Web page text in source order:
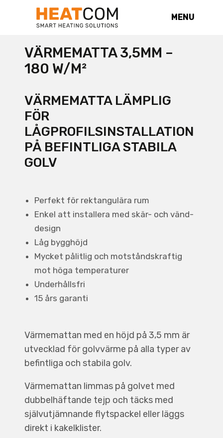
MENU
VÄRMEMATTA 3,5MM –
180 W/M²
VÄRMEMATTA LÄMPLIG
FÖR
LÅGPROFILSINSTALLATION
PÅ BEFINTLIGA STABILA
GOLV
Perfekt för rektangulära rum
Enkel att installera med skär- och vänd-
design
Låg bygghöjd
Mycket pålitlig och motståndskraftig
mot höga temperaturer
Underhållsfri
15 års garanti
Värmemattan med en höjd på 3,5 mm är
utvecklad för golvvärme på alla typer av
befintliga och stabila golv.
Värmemattan limmas på golvet med
dubbelhäftande tejp och täcks med
självutjämnande flytspackel eller läggs
direkt i kakelklister.